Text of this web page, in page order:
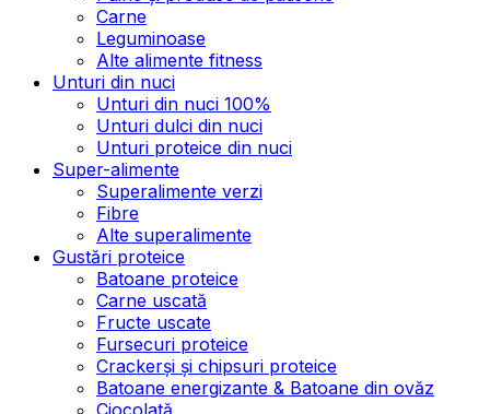
Carne
Leguminoase
Alte alimente fitness
Unturi din nuci
Unturi din nuci 100%
Unturi dulci din nuci
Unturi proteice din nuci
Super-alimente
Superalimente verzi
Fibre
Alte superalimente
Gustări proteice
Batoane proteice
Carne uscată
Fructe uscate
Fursecuri proteice
Crackerși și chipsuri proteice
Batoane energizante & Batoane din ovăz
Ciocolată